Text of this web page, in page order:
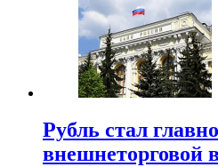
Рубль стал
внешнеторговой